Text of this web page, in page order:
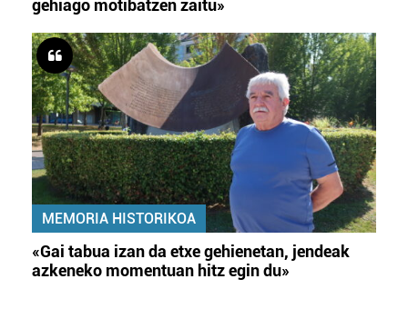
gehiago motibatzen zaitu»
MEMORIA HISTORIKOA
«Gai tabua izan da etxe gehienetan, jendeak
azkeneko momentuan hitz egin du»